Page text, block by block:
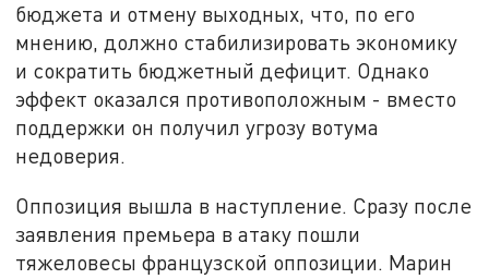
бюджета и отмену выходных, что, по его
мнению, должно стабилизировать экономику
и сократить бюджетный дефицит. Однако
эффект оказался противоположным - вместо
поддержки он получил угрозу вотума
недоверия.
Оппозиция вышла в наступление. Сразу после
заявления премьера в атаку пошли
тяжеловесы французской оппозиции. Марин